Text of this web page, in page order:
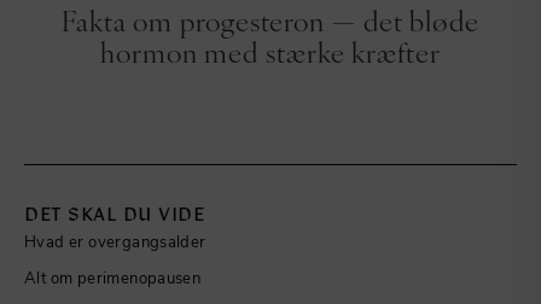
Fakta om progesteron — det bløde
hormon med stærke kræfter
DET SKAL DU VIDE
Hvad er overgangsalder
Alt om perimenopausen